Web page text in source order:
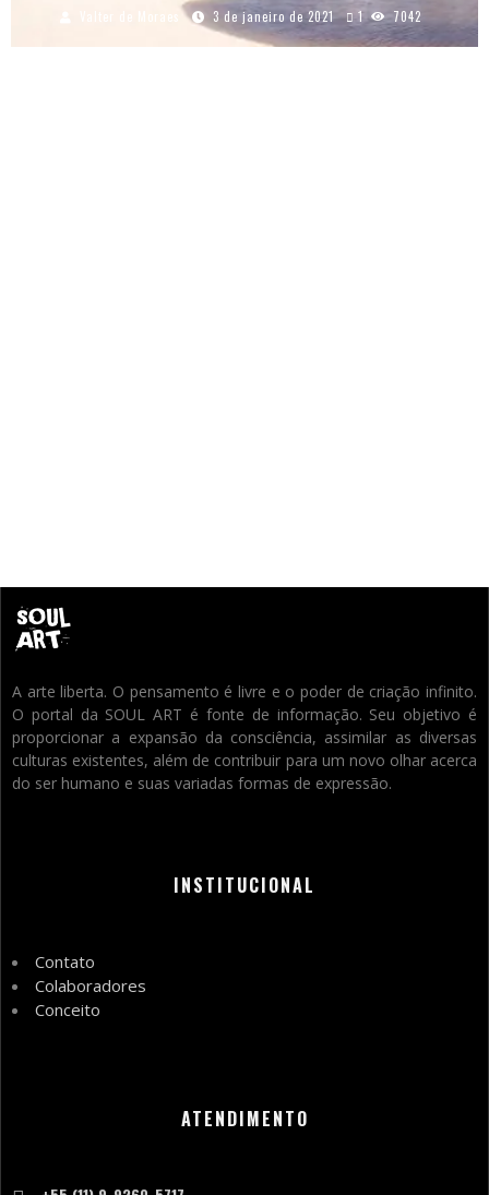
Valter de Moraes 3 de janeiro de 2021 1 7042
A arte liberta. O pensamento é livre e o poder de criação infinito.
O portal da SOUL ART é fonte de informação. Seu objetivo é
proporcionar a expansão da consciência, assimilar as diversas
culturas existentes, além de contribuir para um novo olhar acerca
do ser humano e suas variadas formas de expressão.
INSTITUCIONAL
Contato
Colaboradores
Conceito
ATENDIMENTO